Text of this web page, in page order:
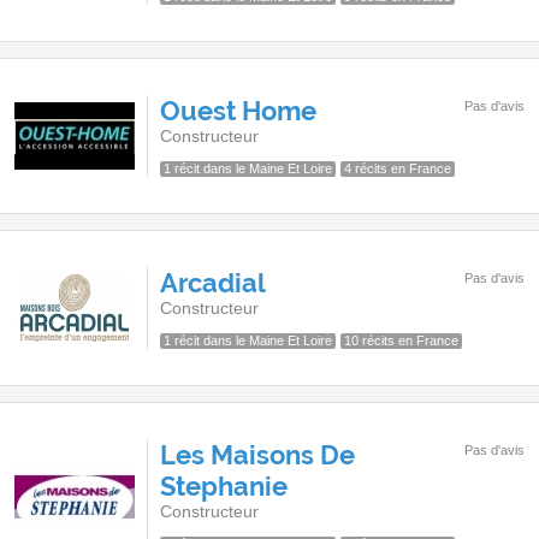
Ouest Home
Constructeur
1 récit dans le Maine Et Loire 4 récits en France
Pas d'avis
Arcadial
Constructeur
1 récit dans le Maine Et Loire 10 récits en France
Pas d'avis
Les Maisons De
Stephanie
Constructeur
Pas d'avis